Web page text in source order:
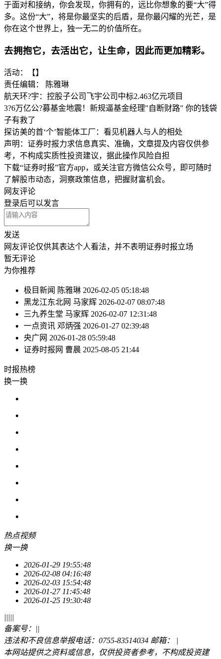
于面对和接纳，你会发现，你拥有的，远比你想象的要“大”得
多。这份“大”，将是你最坚实的后盾，是你最闪耀的光芒，是
你在这个世界上，独一无二的价值所在。
去拥抱它，去活出它，让生命，因此而更加精彩。
活动：【】
责任编辑： 陈雅琳
航天环?宇：控股子公司飞宇公司中标2.463亿元项目
3?6万亿公?募基金地震！新规逼基金经理"自断财路" 你的钱袋
子有救了
探访美的首‘个’智能体工厂：看见机器人与人的相处
声明：证券时报力求信息真实、准确，文章提及内容仅供参
考，不构成实质性投资建议，据此操作风险自担
下载“证券时报”官方app，或关注官方微信公众号，即可随时
了解股市动态，洞察政策信息，把握财富机会。
网友评论
登录后可以发言
发送
网友评论仅供其表达个人看法，并不表明证券时报立场
暂无评论
为你推荐
极目新闻 陈雅琳 2026-02-05 05:18:48
黑龙江东北网 马家辉 2026-02-07 08:07:48
三九养生堂 马家辉 2026-02-07 12:31:48
一点资讯 邓炳强 2026-01-27 02:39:48
央广网 2026-01-28 05:59:48
证券时报网 曹晨 2025-08-05 21:44
时报热榜
换一换
热点视频
换一换
2026-01-29 19:55:48
2026-02-08 04:16:48
2026-02-03 15:54:48
2026-01-27 11:45:48
2026-01-25 19:30:48
|||||
备案号： ||
违法和不良信息举报电话：0755-83514034 邮箱：
|
本网站提供之资料或信息，仅供投资者参考，不构成投资建